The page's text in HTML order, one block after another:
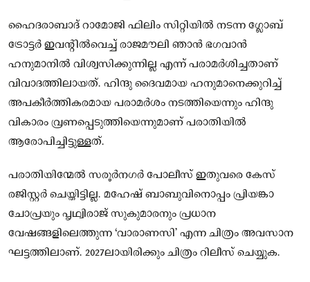
ഹൈദരാബാദ് റാമോജി ഫിലിം സിറ്റിയിൽ നടന്ന ഗ്ലോബ്
ട്രോട്ടർ ഇവന്റിൽവെച്ച് രാജമൗലി ഞാൻ ഭഗവാൻ
ഹനുമാനിൽ വിശ്വസിക്കുന്നില്ല എന്ന് പരാമർശിച്ചതാണ്
വിവാദത്തിലായത്. ഹിന്ദു ദൈവമായ ഹനുമാനെക്കുറിച്ച്
അപകീർത്തികരമായ പരാമർശം നടത്തിയെന്നും ഹിന്ദു
വികാരം വ്രണപ്പെടുത്തിയെന്നുമാണ് പരാതിയിൽ
ആരോപിച്ചിട്ടുള്ളത്.
പരാതിയിന്മേൽ സരൂർനഗർ പോലീസ് ഇതുവരെ കേസ്
രജിസ്റ്റർ ചെയ്തിട്ടില്ല. മഹേഷ് ബാബുവിനൊപ്പം പ്രിയങ്കാ
ചോപ്രയും പൃഥ്വിരാജ് സുകുമാരനും പ്രധാന
വേഷങ്ങളിലെത്തുന്ന ‘വാരാണസി’ എന്ന ചിത്രം അവസാന
ഘട്ടത്തിലാണ്. 2027ലായിരിക്കും ചിത്രം റിലീസ് ചെയ്യുക.